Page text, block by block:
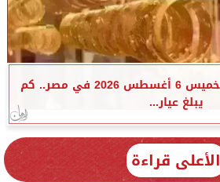
أسعار الذهب اليوم الخميس 6 أغسطس 2026 في مصر.. كم
يبلغ عيار...
الأعلى قراءة